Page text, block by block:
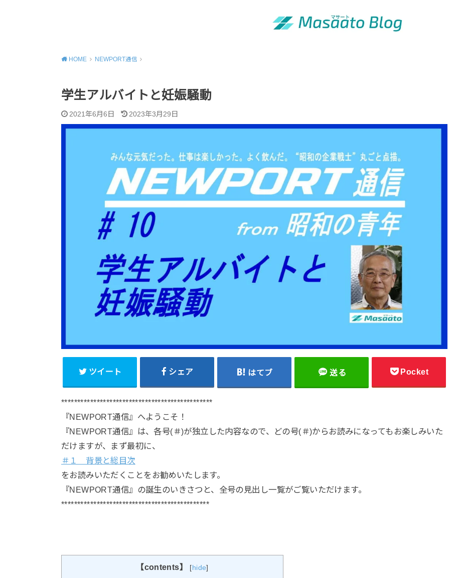
HOME NEWPORT通信
学生アルバイトと妊娠騒動
2021年6月6日 2023年3月29日
ツイート シェア はてブ 送る Pocket
***********************************************
『NEWPORT通信』へようこそ！
『NEWPORT通信』は、各号(＃)が独立した内容なので、どの号(＃)からお読みになってもお楽しみいた
だけますが、まず最初に、
＃１ 背景と総目次
をお読みいただくことをお勧めいたします。
『NEWPORT通信』の誕生のいきさつと、全号の見出し一覧がご覧いただけます。
**********************************************
【contents】 [hide]